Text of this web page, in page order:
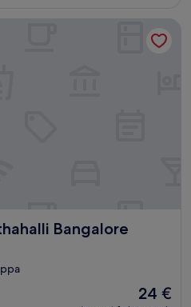
19 €
Bangalore
Bangalore
Le
24 €